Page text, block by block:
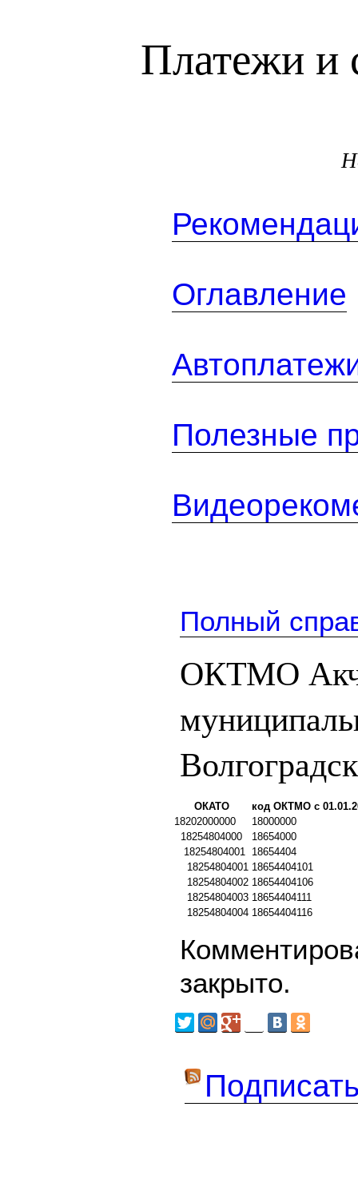
Платежи и
Оглавление
Полезные
Полный
ОКТМО
ОКАТО
код ОКТМО с
18202000000
18000000
18254804000
18654000
18254804001 18654404
18254804001 18654404101
18254804002 18654404106
18254804003 18654404111
18254804004 18654404116
закрыто.